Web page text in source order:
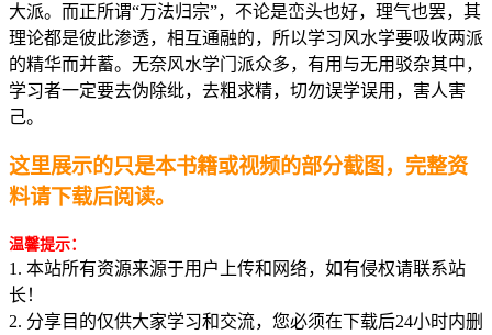
大派。而正所谓“万法归宗”，不论是峦头也好，理气也罢，其
理论都是彼此渗透，相互通融的，所以学习风水学要吸收两派
的精华而并蓄。无奈风水学门派众多，有用与无用驳杂其中，
学习者一定要去伪除纰，去粗求精，切勿误学误用，害人害
己。
这里展示的只是本书籍或视频的部分截图，完整资
料请下载后阅读。
温馨提示：
1. 本站所有资源来源于用户上传和网络，如有侵权请联系站
长！
2. 分享目的仅供大家学习和交流，您必须在下载后24小时内删